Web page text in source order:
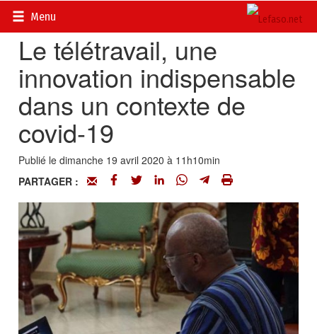
Menu
Accueil>
Le télétravail, une
innovation indispensable
dans un contexte de
covid-19
Publié le dimanche 19 avril 2020 à 11h10min
PARTAGER :